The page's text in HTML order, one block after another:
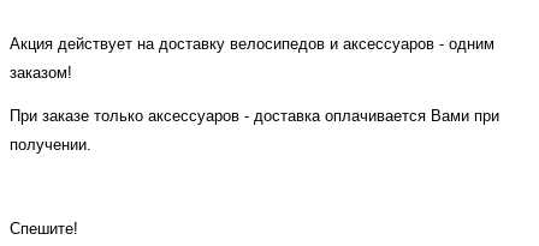
Акция действует на доставку велосипедов и аксессуаров - одним
заказом!
При заказе только аксессуаров - доставка оплачивается Вами при
получении.
Спешите!